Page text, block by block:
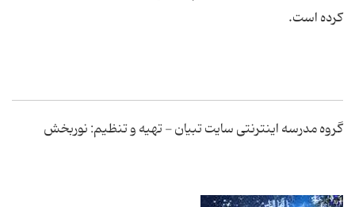
کرده است.
گروه مدرسه اینترنتی سایت تبیان - تهیه و تنظیم: نوربخش